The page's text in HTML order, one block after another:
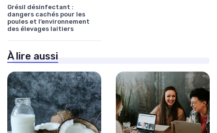
Grésil désinfectant :
dangers cachés pour les
poules et l’environnement
des élevages laitiers
À lire aussi